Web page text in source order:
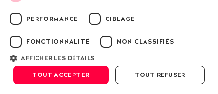
Pillages de céréales
ukrainiennes par la Russie
Défiler vers le bas
PERFORMANCE CIBLAGE
FONCTIONNALITÉ NON CLASSIFIÉS
AFFICHER LES DÉTAILS
TOUT ACCEPTER TOUT REFUSER